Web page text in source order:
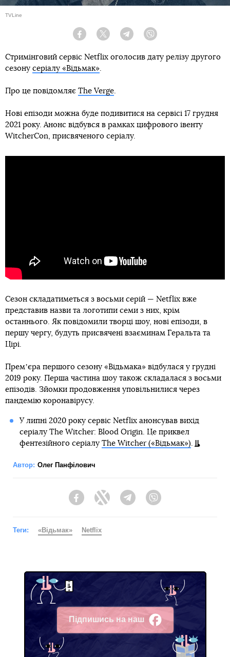
TVLine
Facebook Twitter Telegram
Стримінговий сервіс Netflix оголосив дату релізу другого
сезону серіалу «Відьмак»
Про це повідомляє The Verge
Нові епізоди можна буде подивитися на сервісі 17 грудня
2021 року. Анонс відбувся в рамках цифрового івенту
WitcherCon, присвяченого серіалу.
Сезон складатиметься з восьми серій — Netflix вже
представив назви та логотипи семи з них, крім
останнього. Як повідомили творці шоу, нові епізоди, в
першу чергу, будуть присвячені взаєминам Геральта та
Цірі.
Премʼєра першого сезону «Відьмака» відбулася у грудні
2019 року. Перша частина шоу також складалася з восьми
епізодів. Зйомки продовження уповільнилися через
пандемію коронавірусу.
У липні 2020 року сервіс Netflix анонсував вихід
серіалу The Witcher: Blood Origin. Це приквел
фентезійного серіалу The Witcher («Відьмак»)
Автор: Олег Панфілович
FacebookTwitter Telegram
Теги: «Відьмак» Netflix
Підпишись на наш
Facebook